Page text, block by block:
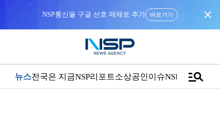
NSP통신을 구글 선호 매체로 추가 바로가기 close
뉴스전국은 지금NSP리포트소상공인이슈NSPTVmanage_search